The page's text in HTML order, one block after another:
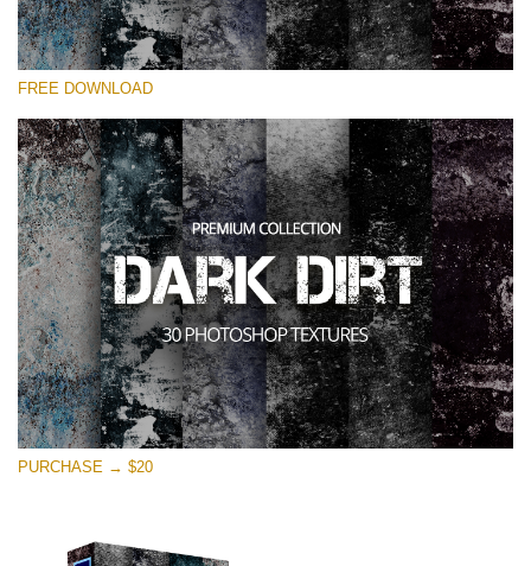
Выберите Вариант
Small 800*533px
Dark Dirt
(30 Overlays)
Large 6000*4000px
Entire Collection
(1783 Overlays)
Large 6000*4000px
Скачать Бесплатно
FREE DOWNLOAD
PURCHASE → $20